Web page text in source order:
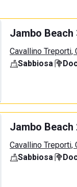
Jambo Beach
Cavallino Treporti,
Sabbiosa·
Jambo Beach
Cavallino Treporti,
Sabbiosa·